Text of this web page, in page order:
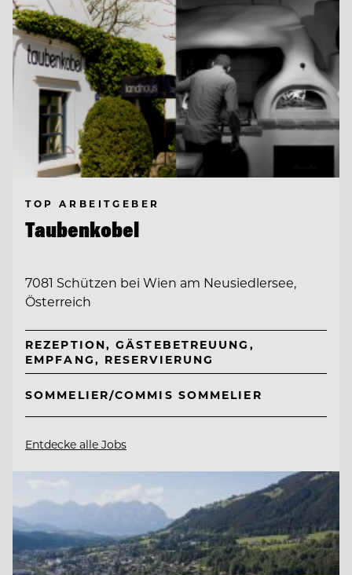
TOP ARBEITGEBER
Taubenkobel
7081 Schützen bei Wien am Neusiedlersee,
Österreich
REZEPTION, GÄSTEBETREUUNG,
EMPFANG, RESERVIERUNG
SOMMELIER/COMMIS SOMMELIER
Entdecke alle Jobs